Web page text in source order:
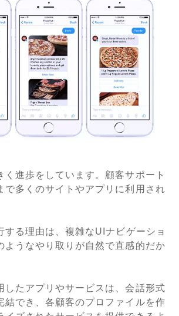
く進歩をしています。顧客サポート
で多くのサイトやアプリに利用され
する理由は、複雑なUIナビゲーショ
ようなやり取りが自然で直感的だか
したアプリやサービスは、会話形式
結でき、各顧客のプロファイルを作